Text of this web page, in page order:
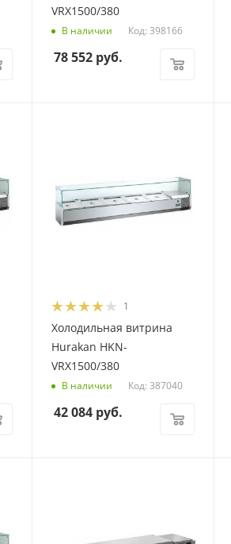
VRX1500/380
В наличии Код: 398166
78 552руб.
1
Холодильная витрина
Hurakan HKN-
VRX1500/380
В наличии Код: 387040
42 084руб.